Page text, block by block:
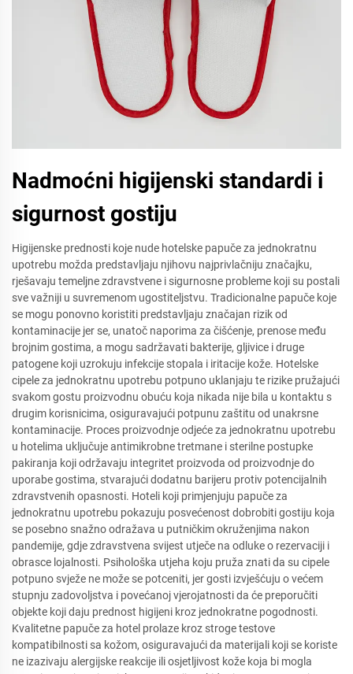
Nadmoćni higijenski standardi i
sigurnost gostiju
Higijenske prednosti koje nude hotelske papuče za jednokratnu
upotrebu možda predstavljaju njihovu najprivlačniju značajku,
rješavaju temeljne zdravstvene i sigurnosne probleme koji su postali
sve važniji u suvremenom ugostiteljstvu. Tradicionalne papuče koje
se mogu ponovno koristiti predstavljaju značajan rizik od
kontaminacije jer se, unatoč naporima za čišćenje, prenose među
brojnim gostima, a mogu sadržavati bakterije, gljivice i druge
patogene koji uzrokuju infekcije stopala i iritacije kože. Hotelske
cipele za jednokratnu upotrebu potpuno uklanjaju te rizike pružajući
svakom gostu proizvodnu obuću koja nikada nije bila u kontaktu s
drugim korisnicima, osiguravajući potpunu zaštitu od unakrsne
kontaminacije. Proces proizvodnje odjeće za jednokratnu upotrebu
u hotelima uključuje antimikrobne tretmane i sterilne postupke
pakiranja koji održavaju integritet proizvoda od proizvodnje do
uporabe gostima, stvarajući dodatnu barijeru protiv potencijalnih
zdravstvenih opasnosti. Hoteli koji primjenjuju papuče za
jednokratnu upotrebu pokazuju posvećenost dobrobiti gostiju koja
se posebno snažno odražava u putničkim okruženjima nakon
pandemije, gdje zdravstvena svijest utječe na odluke o rezervaciji i
obrasce lojalnosti. Psihološka utjeha koju pruža znati da su cipele
potpuno svježe ne može se potceniti, jer gosti izvješćuju o većem
stupnju zadovoljstva i povećanoj vjerojatnosti da će preporučiti
objekte koji daju prednost higijeni kroz jednokratne pogodnosti.
Kvalitetne papuče za hotel prolaze kroz stroge testove
kompatibilnosti sa kožom, osiguravajući da materijali koji se koriste
ne izazivaju alergijske reakcije ili osjetljivost kože koja bi mogla